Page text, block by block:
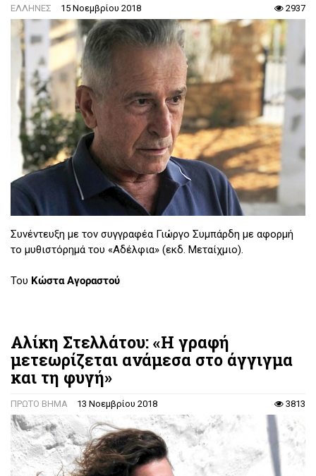
ΕΛΛΗΝΕΣ 15 Νοεμβρίου 2018 2937
Συνέντευξη με τον συγγραφέα Γιώργο Συμπάρδη με αφορμή
το μυθιστόρημά του «Αδέλφια» (εκδ. Μεταίχμιο).
Του Κώστα Αγοραστού
Αλίκη Στελλάτου: «Η γραφή
μετεωρίζεται ανάμεσα στο άγγιγμα
και τη φυγή»
ΠΡΩΤΟ ΒΗΜΑ 13 Νοεμβρίου 2018 3813